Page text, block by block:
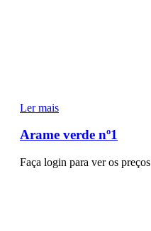
Ler mais
Arame verde nº1
Faça login para ver os preços